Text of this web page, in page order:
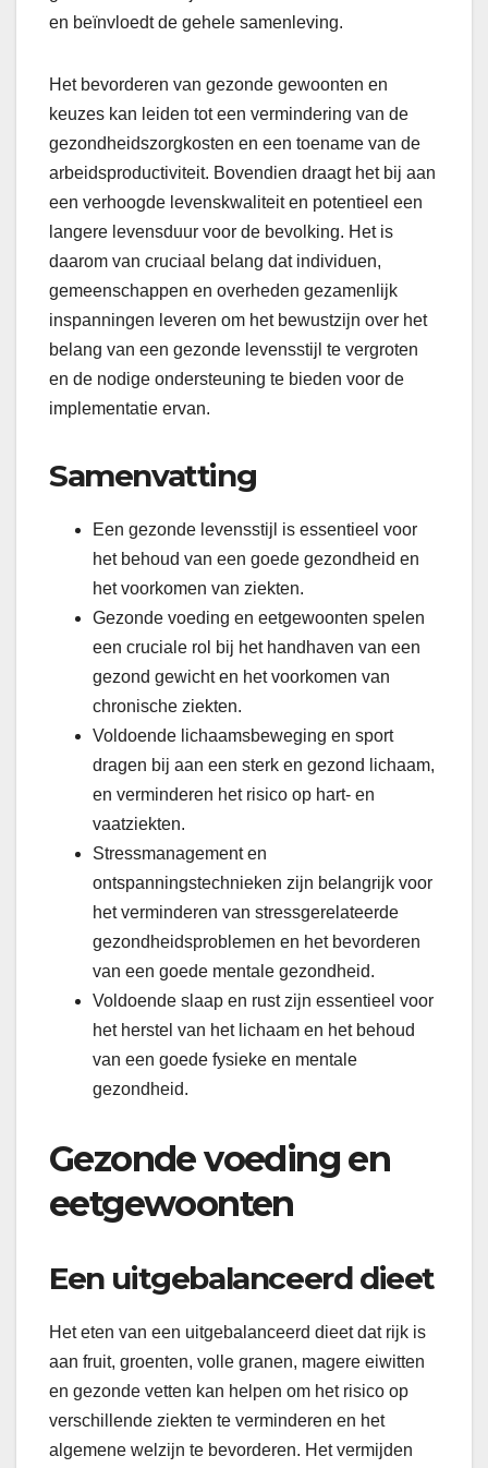
en beïnvloedt de gehele samenleving.
Het bevorderen van gezonde gewoonten en
keuzes kan leiden tot een vermindering van de
gezondheidszorgkosten en een toename van de
arbeidsproductiviteit. Bovendien draagt het bij aan
een verhoogde levenskwaliteit en potentieel een
langere levensduur voor de bevolking. Het is
daarom van cruciaal belang dat individuen,
gemeenschappen en overheden gezamenlijk
inspanningen leveren om het bewustzijn over het
belang van een gezonde levensstijl te vergroten
en de nodige ondersteuning te bieden voor de
implementatie ervan.
Samenvatting
Een gezonde levensstijl is essentieel voor
het behoud van een goede gezondheid en
het voorkomen van ziekten.
Gezonde voeding en eetgewoonten spelen
een cruciale rol bij het handhaven van een
gezond gewicht en het voorkomen van
chronische ziekten.
Voldoende lichaamsbeweging en sport
dragen bij aan een sterk en gezond lichaam,
en verminderen het risico op hart- en
vaatziekten.
Stressmanagement en
ontspanningstechnieken zijn belangrijk voor
het verminderen van stressgerelateerde
gezondheidsproblemen en het bevorderen
van een goede mentale gezondheid.
Voldoende slaap en rust zijn essentieel voor
het herstel van het lichaam en het behoud
van een goede fysieke en mentale
gezondheid.
Gezonde voeding en
eetgewoonten
Een uitgebalanceerd dieet
Het eten van een uitgebalanceerd dieet dat rijk is
aan fruit, groenten, volle granen, magere eiwitten
en gezonde vetten kan helpen om het risico op
verschillende ziekten te verminderen en het
algemene welzijn te bevorderen. Het vermijden